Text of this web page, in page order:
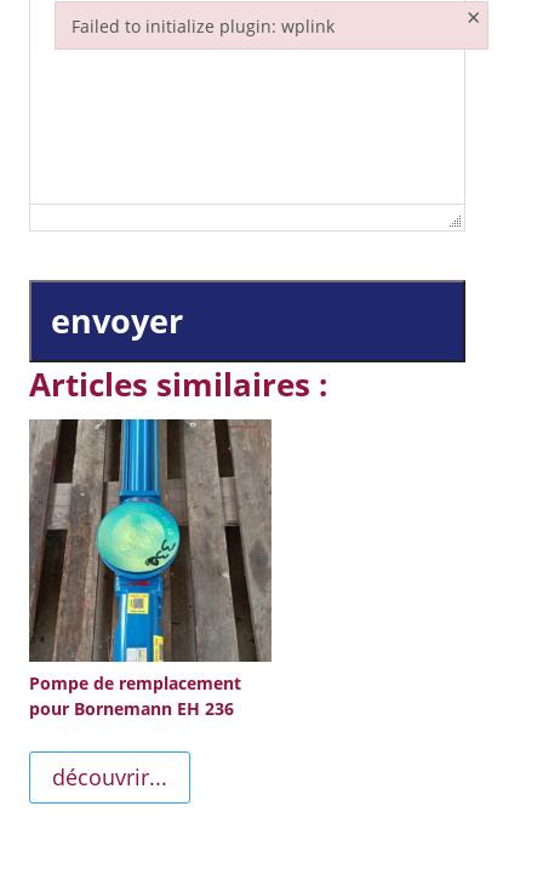
envoyer
Articles similaires :
Pompe de remplacement
pour Bornemann EH 236
découvrir...
Failed to initialize plugin: wplink ×
Failed to initialize plugin: wplink